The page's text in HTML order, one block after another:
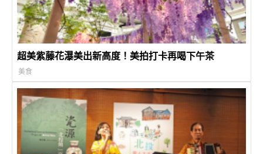
超美紫藤花瀑美出新高度！美拍打卡再喝下午茶
美食